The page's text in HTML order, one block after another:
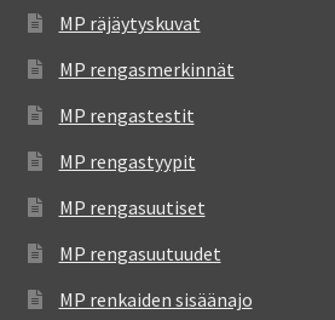
MP räjäytyskuvat
MP rengasmerkinnät
MP rengastestit
MP rengastyypit
MP rengasuutiset
MP rengasuutuudet
MP renkaiden sisäänajo